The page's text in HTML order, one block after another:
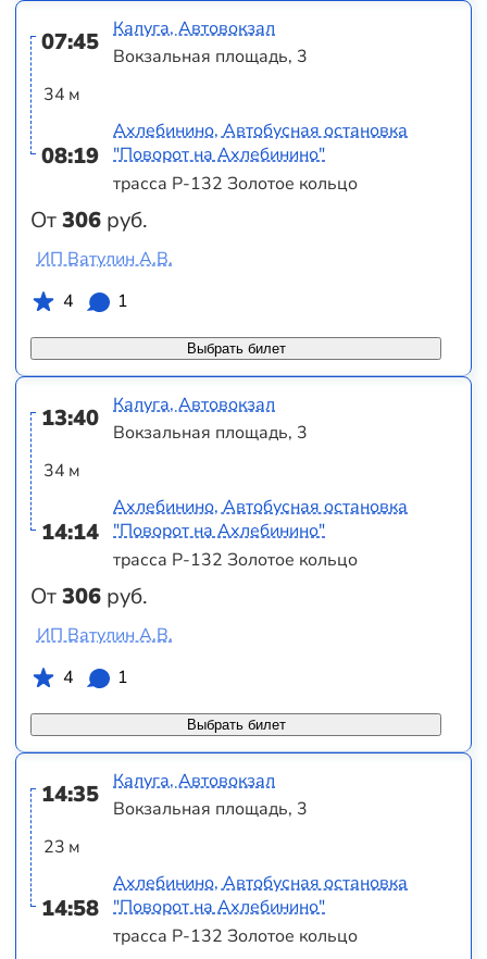
07:45
34 м
08:19
От306 руб.
Калуга, Автовокзал
Вокзальная площадь, 3
Ахлебинино, Автобусная остановка
"Поворот на Ахлебинино"
трасса Р-132 Золотое кольцо
Выбрать билет
ИП Ватулин А.В.
4
1
13:40
34 м
14:14
От306 руб.
Калуга, Автовокзал
Вокзальная площадь, 3
Ахлебинино, Автобусная остановка
"Поворот на Ахлебинино"
трасса Р-132 Золотое кольцо
Выбрать билет
ИП Ватулин А.В.
4
1
14:35
23 м
14:58
Калуга, Автовокзал
Вокзальная площадь, 3
Ахлебинино, Автобусная остановка
"Поворот на Ахлебинино"
трасса Р-132 Золотое кольцо